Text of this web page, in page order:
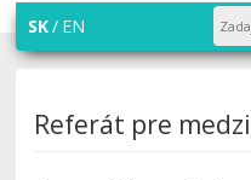
SK EN
Referát pre